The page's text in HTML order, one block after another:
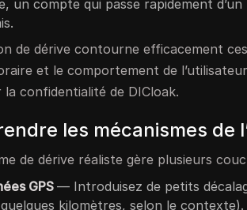
un compte qui passe rapidement
de dérive contourne efficacement
et le comportement de
la confidentialité de DICloak.
les mécanismes de
de dérive réaliste gère plusieurs
GPS— Introduisez de petits
kilomètres, selon le contexte).